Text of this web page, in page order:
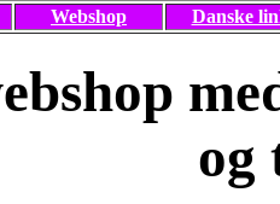
Webshop Danske
og